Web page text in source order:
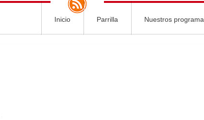
Inicio Parrilla Nuestros